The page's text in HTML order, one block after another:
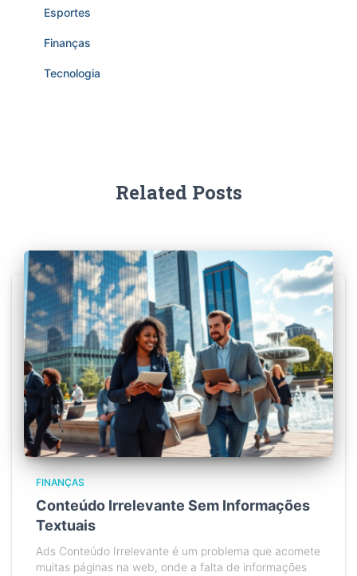
Esportes
Finanças
Tecnologia
Related Posts
FINANÇAS
Conteúdo Irrelevante Sem Informações
Textuais
Ads Conteúdo Irrelevante é um problema que acomete
muitas páginas na web, onde a falta de informações